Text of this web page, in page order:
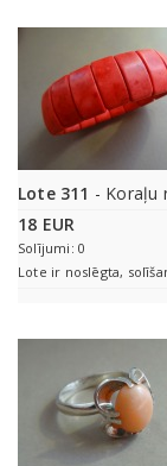
Lote 311 - Koraļu
18 EUR
Solījumi: 0
Lote ir noslēgta,